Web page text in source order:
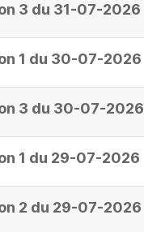
3 du 31-07-2026
1 du 30-07-2026
3 du 30-07-2026
1 du 29-07-2026
2 du 29-07-2026